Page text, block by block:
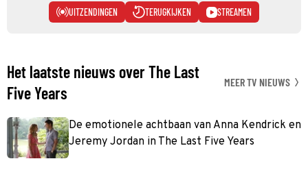
UITZENDINGEN TERUGKIJKEN STREAMEN
Het laatste nieuws over The Last
Five Years
MEER TV NIEUWS
De emotionele achtbaan van Anna Kendrick en
Jeremy Jordan in The Last Five Years